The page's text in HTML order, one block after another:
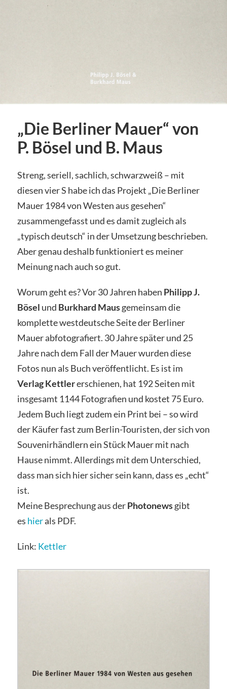
„Die Berliner Mauer“ von
P. Bösel und B. Maus
Streng, seriell, sachlich, schwarzweiß – mit
diesen vier S habe ich das Projekt „Die Berliner
Mauer 1984 von Westen aus gesehen“
zusammengefasst und es damit zugleich als
„typisch deutsch“ in der Umsetzung beschrieben.
Aber genau deshalb funktioniert es meiner
Meinung nach auch so gut.
Worum geht es? Vor 30 Jahren haben Philipp J.
Bösel und Burkhard Mausgemeinsam die
komplette westdeutsche Seite der Berliner
Mauer abfotografiert. 30 Jahre später und 25
Jahre nach dem Fall der Mauer wurden diese
Fotos nun als Buch veröffentlicht. Es ist im
Verlag Kettlererschienen, hat 192 Seiten mit
insgesamt 1144 Fotografien und kostet 75 Euro.
Jedem Buch liegt zudem ein Print bei – so wird
der Käufer fast zum Berlin-Touristen, der sich von
Souvenirhändlern ein Stück Mauer mit nach
Hause nimmt. Allerdings mit dem Unterschied,
dass man sich hier sicher sein kann, dass es „echt“
ist.
Meine Besprechung aus derPhotonewsgibt
es hierals PDF.
Link: Kettler